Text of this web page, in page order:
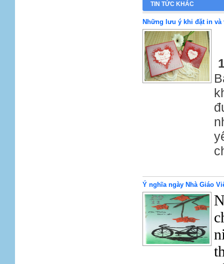
TIN TỨC KHÁC
Những lưu ý khi đặt in
Ý nghĩa ngày Nhà Giáo